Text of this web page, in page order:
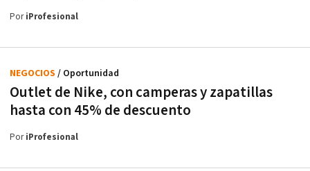
PoriProfesional
Outlet de Nike, con camperas y zapatillas
hasta con 45% de descuento
NEGOCIOS / Oportunidad
PoriProfesional